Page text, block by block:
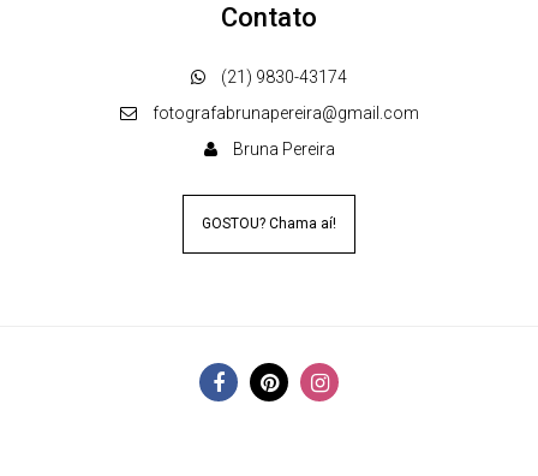
Contato
(21) 9830-43174
fotografabrunapereira@gmail.com
Bruna Pereira
GOSTOU? Chama aí!